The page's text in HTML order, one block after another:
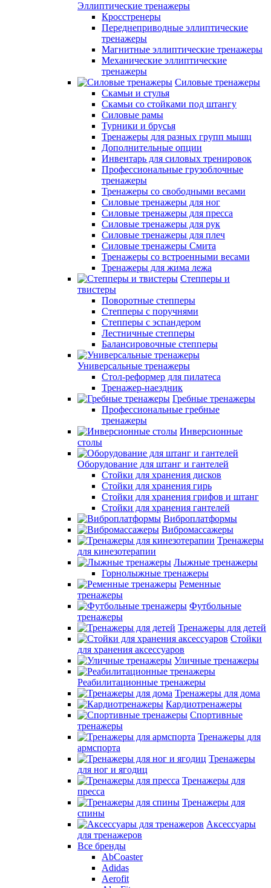
Эллиптические тренажеры
Кросстренеры
Переднеприводные эллиптические
тренажеры
Магнитные эллиптические тренажеры
Механические эллиптические
тренажеры
Силовые тренажеры
Скамьи и стулья
Скамьи со стойками под штангу
Силовые рамы
Турники и брусья
Тренажеры для разных групп мышц
Дополнительные опции
Инвентарь для силовых тренировок
Профессиональные грузоблочные
тренажеры
Тренажеры со свободными весами
Силовые тренажеры для ног
Силовые тренажеры для пресса
Силовые тренажеры для рук
Силовые тренажеры для плеч
Силовые тренажеры Смита
Тренажеры со встроенными весами
Тренажеры для жима лежа
Степперы и
твистеры
Поворотные степперы
Степперы с поручнями
Степперы с эспандером
Лестничные степперы
Балансировочные степперы
Универсальные тренажеры
Стол-реформер для пилатеса
Тренажер-наездник
Гребные тренажеры
Профессиональные гребные
тренажеры
Инверсионные
столы
Оборудование для штанг и гантелей
Стойки для хранения дисков
Стойки для хранения гирь
Стойки для хранения грифов и штанг
Стойки для хранения гантелей
Виброплатформы
Вибромассажеры
Тренажеры
для кинезотерапии
Лыжные тренажеры
Горнолыжные тренажеры
Ременные
тренажеры
Футбольные
тренажеры
Тренажеры для детей
Стойки
для хранения аксессуаров
Уличные тренажеры
Реабилитационные тренажеры
Тренажеры для дома
Кардиотренажеры
Спортивные
тренажеры
Тренажеры для
армспорта
Тренажеры
для ног и ягодиц
Тренажеры для
пресса
Тренажеры для
спины
Аксессуары
для тренажеров
Все бренды
AbCoaster
Adidas
Aerofit